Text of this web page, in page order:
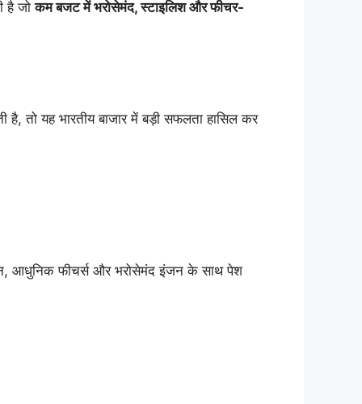
है जोकम बजट में भरोसेमंद, स्टाइलिश और फीचर-
तो यह भारतीय बाजार में बड़ी सफलता हासिल कर
आधुनिक फीचर्स और भरोसेमंद इंजन के साथ पेश